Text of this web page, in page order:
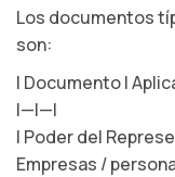
Los documentos
son:
| Documento |
|—|—|
| Poder del
Empresas /